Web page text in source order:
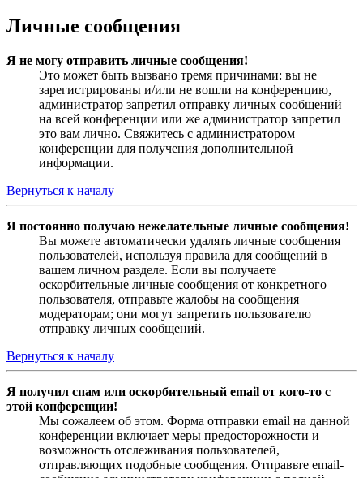
Личные сообщения
Я не могу отправить личные сообщения!
Это может быть вызвано тремя причинами: вы не
зарегистрированы и/или не вошли на конференцию,
администратор запретил отправку личных сообщений
на всей конференции или же администратор запретил
это вам лично. Свяжитесь с администратором
конференции для получения дополнительной
информации.
Вернуться к началу
Я постоянно получаю нежелательные личные сообщения!
Вы можете автоматически удалять личные сообщения
пользователей, используя правила для сообщений в
вашем личном разделе. Если вы получаете
оскорбительные личные сообщения от конкретного
пользователя, отправьте жалобы на сообщения
модераторам; они могут запретить пользователю
отправку личных сообщений.
Вернуться к началу
Я получил спам или оскорбительный email от кого-то с
этой конференции!
Мы сожалеем об этом. Форма отправки email на данной
конференции включает меры предосторожности и
возможность отслеживания пользователей,
отправляющих подобные сообщения. Отправьте email-